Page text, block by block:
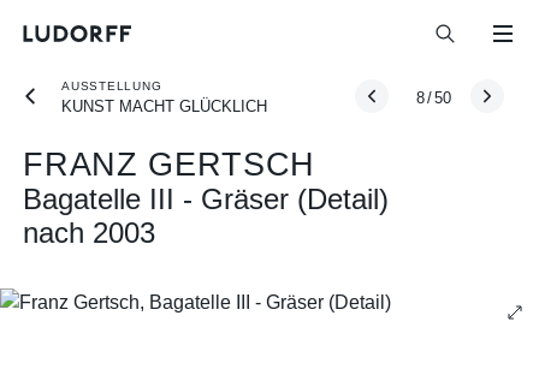
AUSSTELLUNG
KUNST MACHT GLÜCKLICH
8/50
FRANZ GERTSCH
Bagatelle III - Gräser (Detail)
nach 2003